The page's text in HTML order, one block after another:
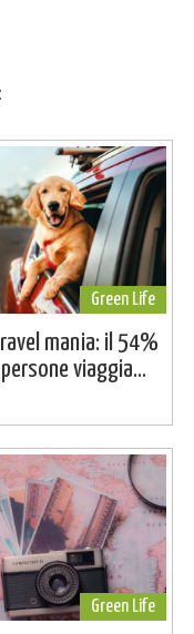
Green Life
mania: il 54%
viaggia...
Green Life